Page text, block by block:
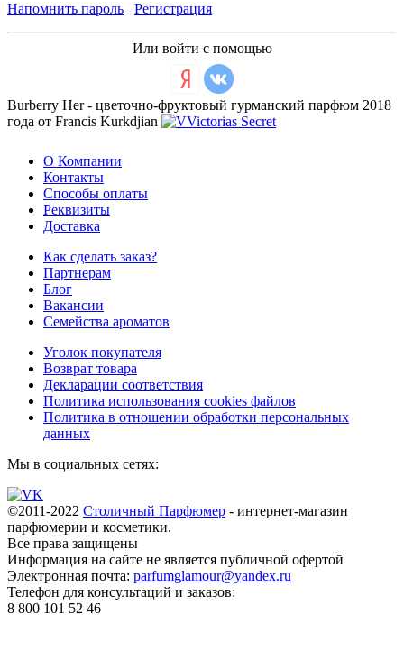
Напомнить пароль
Регистрация
Или войти с помощью
Burberry Her - цветочно-фруктовый гурманский парфюм 2018
года от Francis Kurkdjian
О Компании
Контакты
Способы оплаты
Реквизиты
Доставка
Как сделать заказ?
Партнерам
Блог
Вакансии
Семейства ароматов
Уголок покупателя
Возврат товара
Декларации соответствия
Политика использования cookies файлов
Политика в отношении обработки персональных
данных
Мы в социальных сетях:
©2011-2022 Столичный Парфюмер - интернет-магазин
парфюмерии и косметики.
Все права защищены
Информация на сайте не является публичной офертой
Электронная почта: parfumglamour@yandex.ru
Телефон для консультаций и заказов:
8 800 101 52 46